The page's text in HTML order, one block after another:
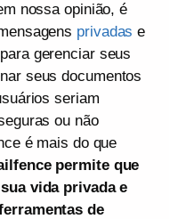
nossa opinião, é
privadas e
gerenciar seus
seus documentos
seriam
ou não
é mais do que
permite que
vida privada e
de